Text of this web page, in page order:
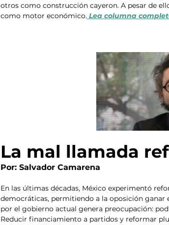
otros como construcción cayeron. A pesar de
como motor económico. Lea columna
La mal llamada
Por: Salvador Camarena
En las últimas décadas, México experimentó
democráticas, permitiendo a la oposición
por el gobierno actual genera preocupación:
Reducir financiamiento a partidos y reformar